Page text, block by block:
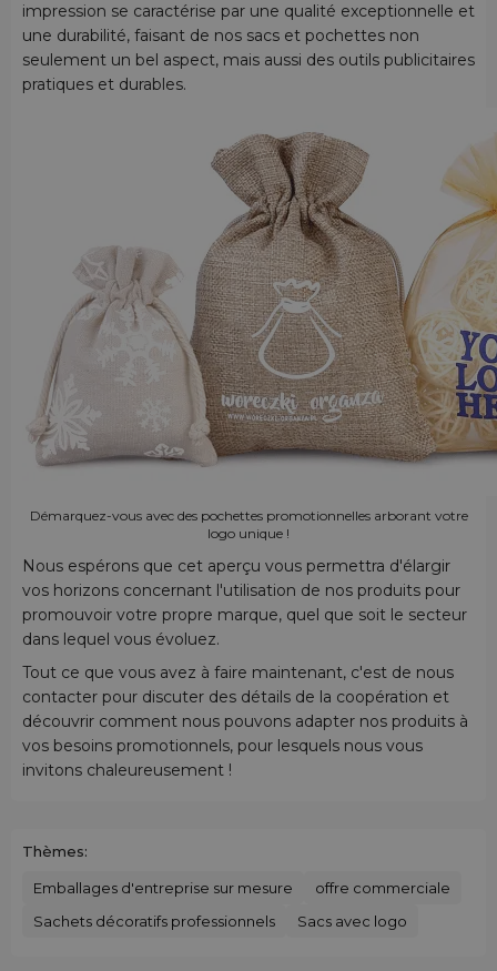
impression se caractérise par une qualité exceptionnelle et
une durabilité, faisant de nos sacs et pochettes non
seulement un bel aspect, mais aussi des outils publicitaires
pratiques et durables.
Démarquez-vous avec des pochettes promotionnelles arborant votre
logo unique !
Nous espérons que cet aperçu vous permettra d'élargir
vos horizons concernant l'utilisation de nos produits pour
promouvoir votre propre marque, quel que soit le secteur
dans lequel vous évoluez.
Tout ce que vous avez à faire maintenant, c'est de nous
contacter pour discuter des détails de la coopération et
découvrir comment nous pouvons adapter nos produits à
vos besoins promotionnels, pour lesquels nous vous
invitons chaleureusement !
Thèmes:
Emballages d'entreprise sur mesure
offre commerciale
Sachets décoratifs professionnels
Sacs avec logo